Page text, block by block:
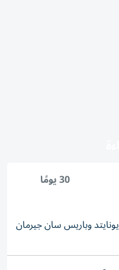
30 يومًا
وباريس سان جيرمان